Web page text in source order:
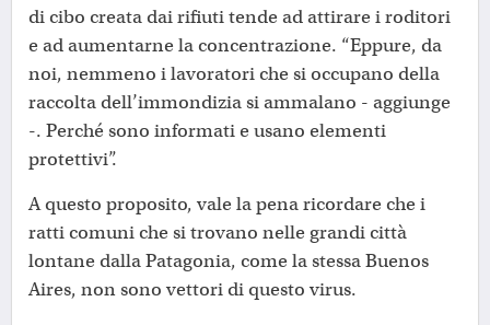
di cibo creata dai rifiuti tende ad attirare i roditori
e ad aumentarne la concentrazione. “Eppure, da
noi, nemmeno i lavoratori che si occupano della
raccolta dell’immondizia si ammalano - aggiunge
-. Perché sono informati e usano elementi
protettivi”.
A questo proposito, vale la pena ricordare che i
ratti comuni che si trovano nelle grandi città
lontane dalla Patagonia, come la stessa Buenos
Aires, non sono vettori di questo virus.